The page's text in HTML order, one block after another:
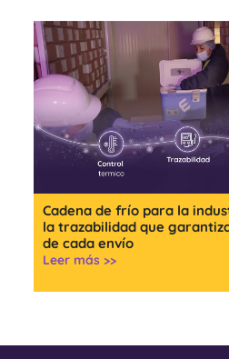
Cadena de frío para la
la trazabilidad que
de cada envío
Leer más >>